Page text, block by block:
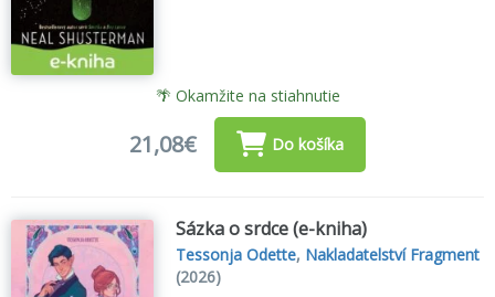
🌴 Okamžite na stiahnutie
21,08€ Do košíka
Sázka o srdce (e-kniha)
Tessonja Odette, Nakladatelství Fragment
(2026)